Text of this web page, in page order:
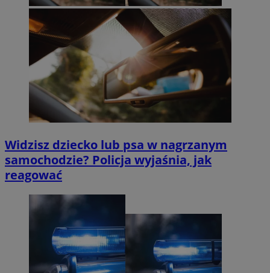
Widzisz dziecko lub psa w nagrzanym
samochodzie? Policja wyjaśnia, jak
reagować